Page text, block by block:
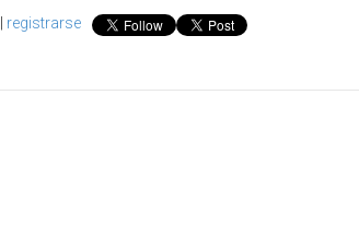
registrarse